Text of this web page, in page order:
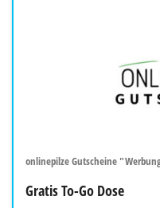
onlinepilze Gutscheine
Gratis To-Go Dose